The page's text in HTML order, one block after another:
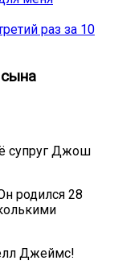
раз за 10
супруг Джош
родился 28
Джеймс!